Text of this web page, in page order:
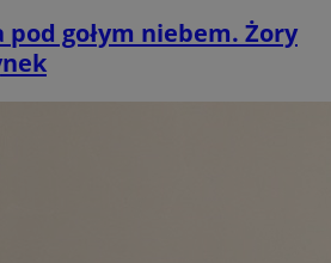
pod gołym niebem. Żory